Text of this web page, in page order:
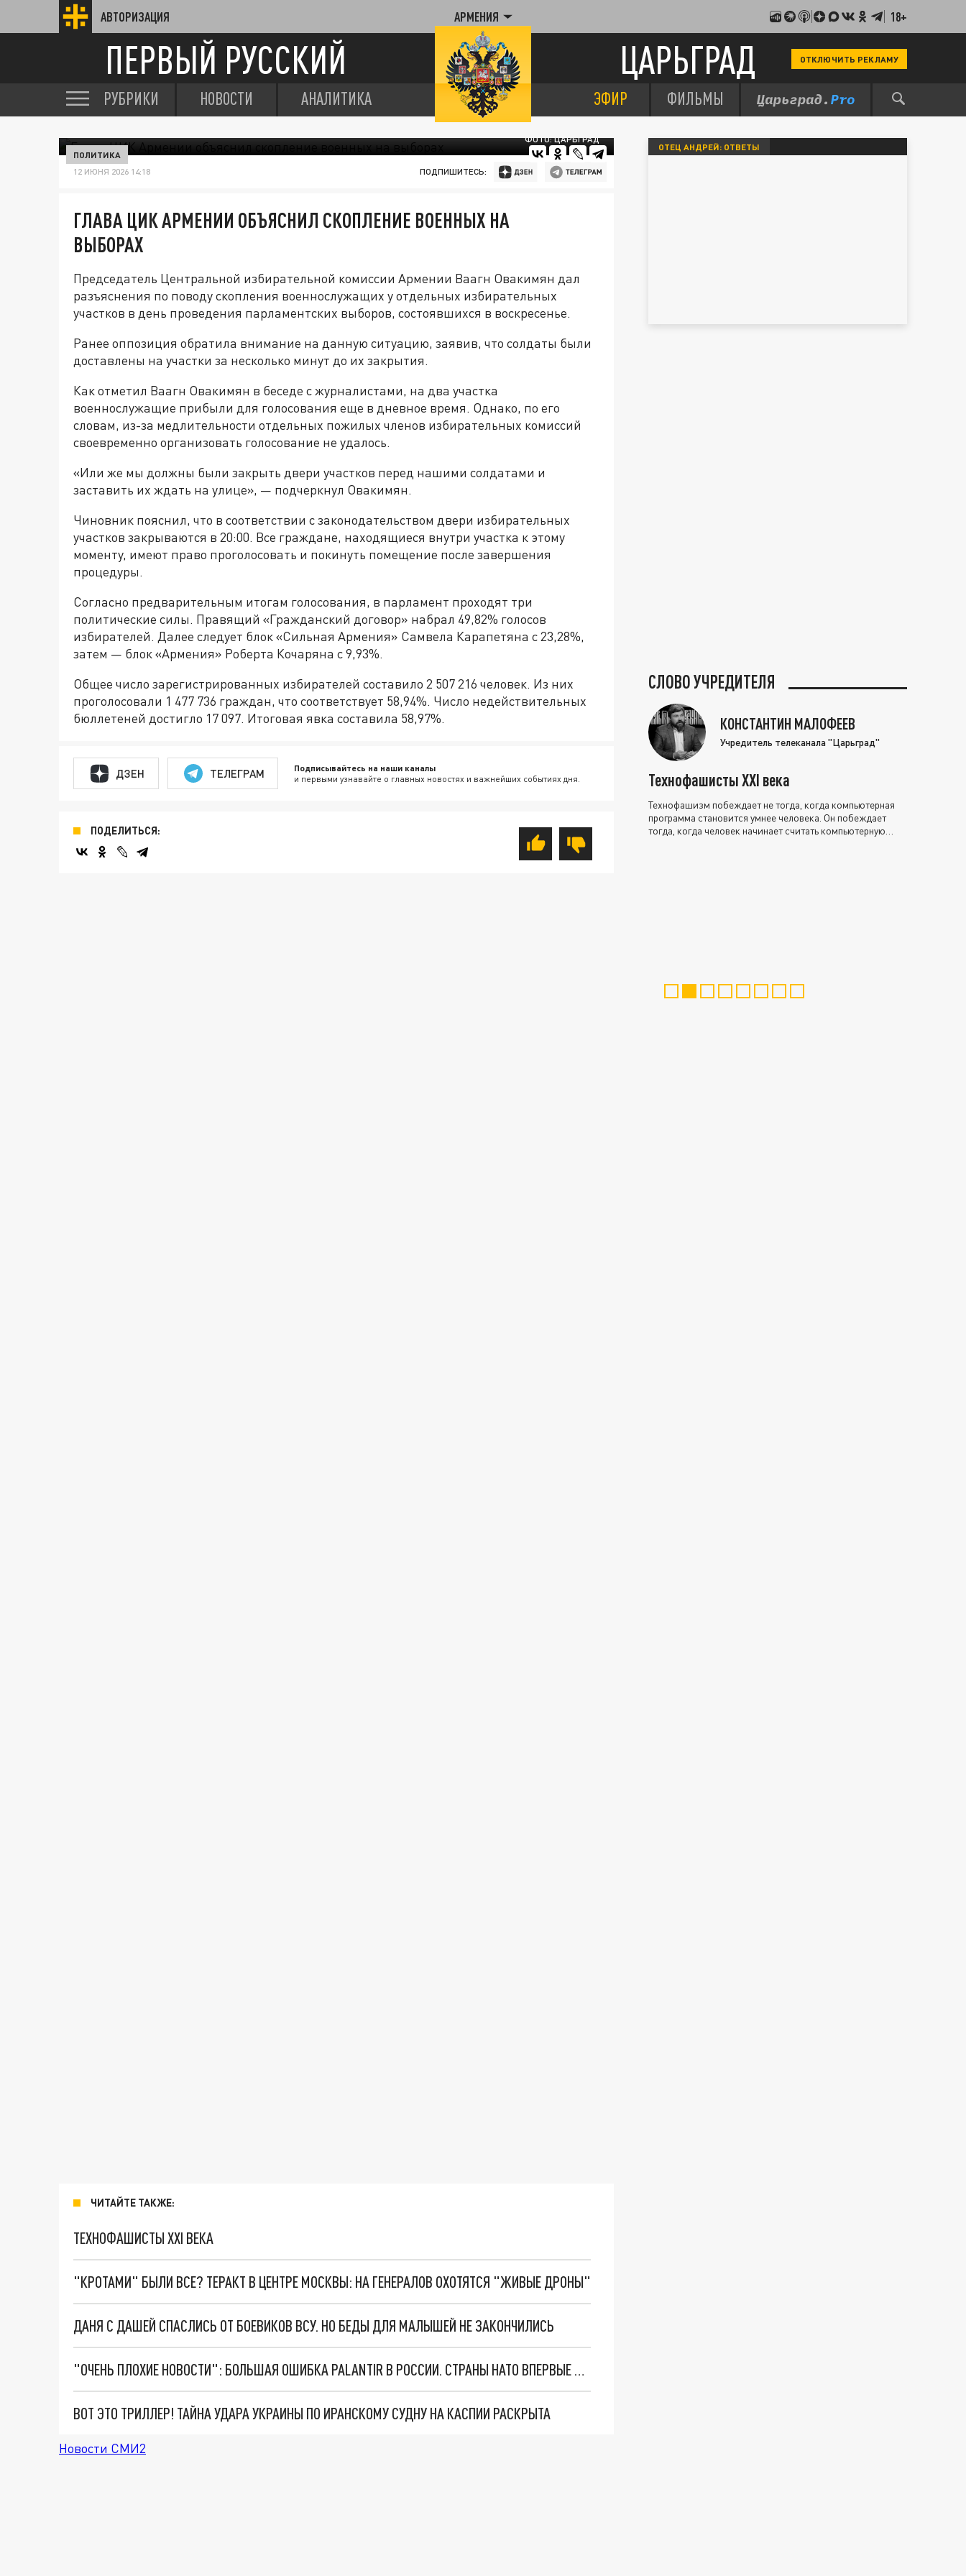
АВТОРИЗАЦИЯ АРМЕНИЯ 18+
ПЕРВЫЙ РУССКИЙ ЦАРЬГРАД ОТКЛЮЧИТЬ РЕКЛАМУ
РУБРИКИ НОВОСТИ АНАЛИТИКА ЭФИР ФИЛЬМЫ
ФОТО: ЦАРЬГРАД
ПОЛИТИКА
12 ИЮНЯ 2026 14:18 ПОДПИШИТЕСЬ:
ГЛАВА ЦИК АРМЕНИИ ОБЪЯСНИЛ СКОПЛЕНИЕ ВОЕННЫХ НА
ВЫБОРАХ
Председатель Центральной избирательной комиссии Армении Ваагн Овакимян дал
разъяснения по поводу скопления военнослужащих у отдельных избирательных
участков в день проведения парламентских выборов, состоявшихся в воскресенье.
Ранее оппозиция обратила внимание на данную ситуацию, заявив, что солдаты были
доставлены на участки за несколько минут до их закрытия.
Как отметил Ваагн Овакимян в беседе с журналистами, на два участка
военнослужащие прибыли для голосования еще в дневное время. Однако, по его
словам, из-за медлительности отдельных пожилых членов избирательных комиссий
своевременно организовать голосование не удалось.
«Или же мы должны были закрыть двери участков перед нашими солдатами и
заставить их ждать на улице», — подчеркнул Овакимян.
Чиновник пояснил, что в соответствии с законодательством двери избирательных
участков закрываются в 20:00. Все граждане, находящиеся внутри участка к этому
моменту, имеют право проголосовать и покинуть помещение после завершения
процедуры.
Согласно предварительным итогам голосования, в парламент проходят три
политические силы. Правящий «Гражданский договор» набрал 49,82% голосов
избирателей. Далее следует блок «Сильная Армения» Самвела Карапетяна с 23,28%,
затем — блок «Армения» Роберта Кочаряна с 9,93%.
Общее число зарегистрированных избирателей составило 2 507 216 человек. Из них
проголосовали 1 477 736 граждан, что соответствует 58,94%. Число недействительных
бюллетеней достигло 17 097. Итоговая явка составила 58,97%.
ДЗЕН ТЕЛЕГРАМ Подписывайтесь на наши каналы
и первыми узнавайте о главных новостях и важнейших событиях дня.
ПОДЕЛИТЬСЯ:
ЧИТАЙТЕ ТАКЖЕ:
ТЕХНОФАШИСТЫ XXI ВЕКА
"КРОТАМИ" БЫЛИ ВСЕ? ТЕРАКТ В ЦЕНТРЕ МОСКВЫ: НА ГЕНЕРАЛОВ ОХОТЯТСЯ "ЖИВЫЕ ДРОНЫ"
ДАНЯ С ДАШЕЙ СПАСЛИСЬ ОТ БОЕВИКОВ ВСУ. НО БЕДЫ ДЛЯ МАЛЫШЕЙ НЕ ЗАКОНЧИЛИСЬ
"ОЧЕНЬ ПЛОХИЕ НОВОСТИ": БОЛЬШАЯ ОШИБКА PALANTIR В РОССИИ. СТРАНЫ НАТО ВПЕРВЫЕ ЗА СВО ОСТАНОВИЛИ ПОСТАВКИ ОРУЖИЯ. ВСУ ТЕРЯЮТ ПРИГРАНИЧЬЕ?
ВОТ ЭТО ТРИЛЛЕР! ТАЙНА УДАРА УКРАИНЫ ПО ИРАНСКОМУ СУДНУ НА КАСПИИ РАСКРЫТА
Новости СМИ2
ОТЕЦ АНДРЕЙ: ОТВЕТЫ
СЛОВО УЧРЕДИТЕЛЯ
КОНСТАНТИН МАЛОФЕЕВ
Учредитель телеканала "Царьград"
Технофашисты XXI века
Технофашизм побеждает не тогда, когда компьютерная
программа становится умнее человека. Он побеждает
тогда, когда человек начинает считать компьютерную